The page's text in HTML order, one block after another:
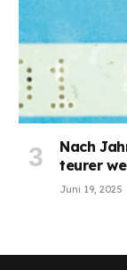
Nach
teurer
Juni 19, 2025